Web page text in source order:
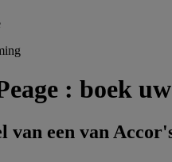
: boek
van een van